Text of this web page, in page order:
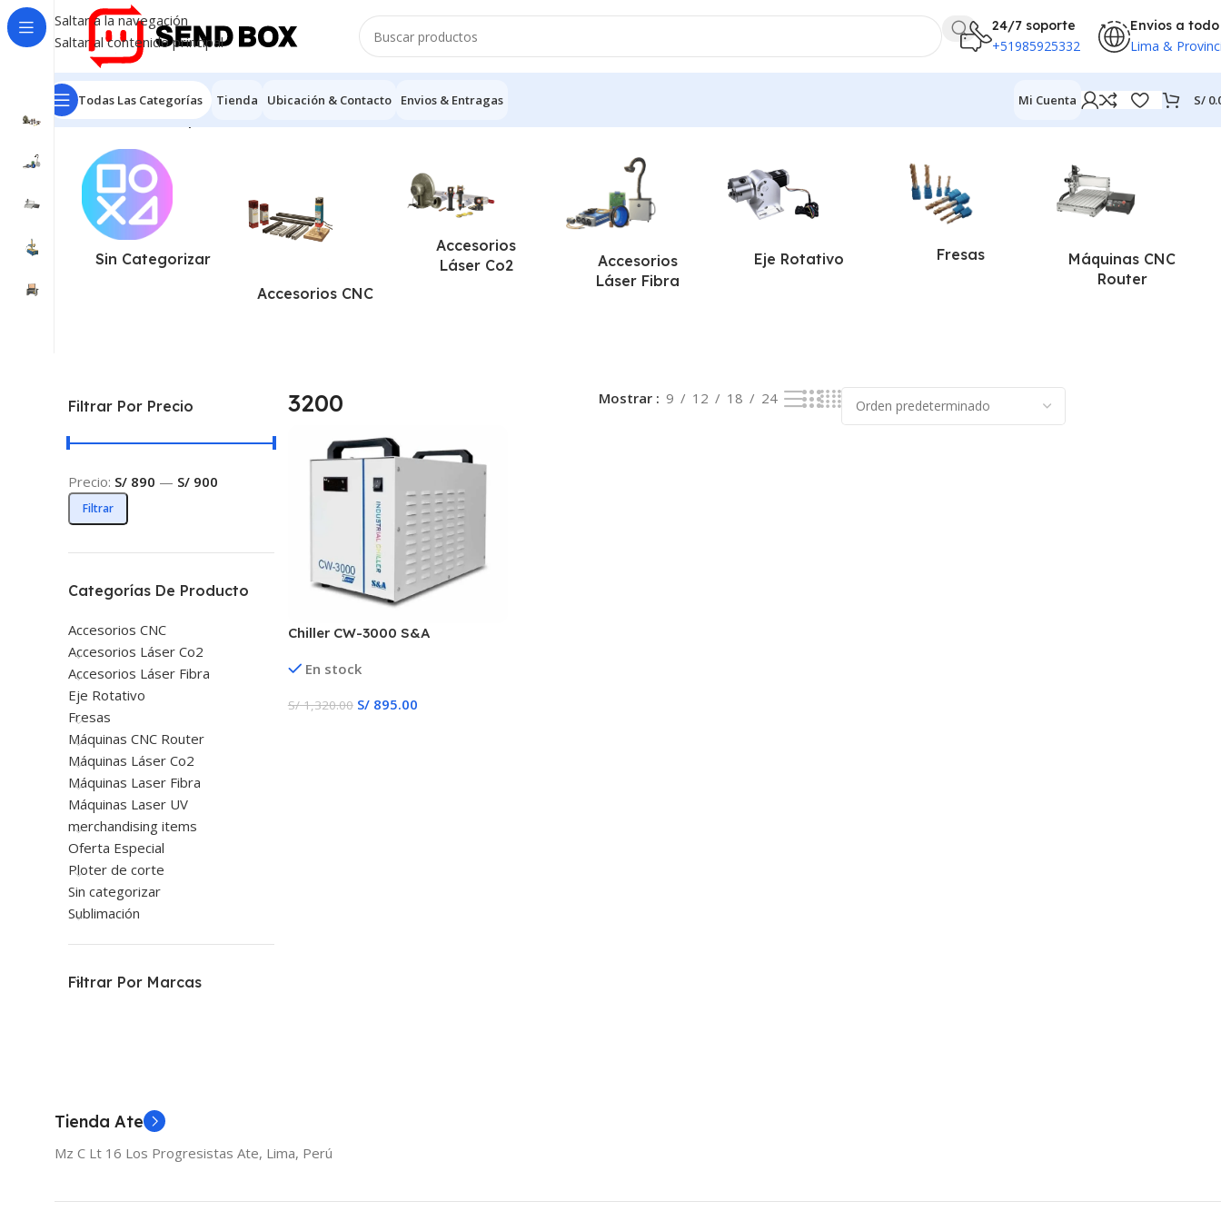
Saltar a la navegación
Saltar al contenido principal
24/7 soporte
+51985925332
Envios a todo
Lima &
Todas Las Categorías Tienda Ubicación & Contacto Envios & Entragas Mi Cuenta S/
Inicio/Productos etiquetados “3200”
Sin Categorizar
Accesorios CNC
Accesorios
Láser Co2
Accesorios
Láser Fibra
Eje Rotativo Fresas
Máquinas CNC
Router
Filtrar Por Precio
Filtrar
Precio: S/ 890 — S/ 900
Categorías De Producto
Accesorios CNC
Accesorios Láser Co2
Accesorios Láser Fibra
Eje Rotativo
Fresas
Máquinas CNC Router
Máquinas Láser Co2
Máquinas Laser Fibra
Máquinas Laser UV
merchandising items
Oferta Especial
Ploter de corte
Sin categorizar
Sublimación
Filtrar Por Marcas
3200 Mostrar 9 12 18 24
Chiller CW-3000 S&A
En stock
S/1,320.00 S/895.00
Tienda Ate
Mz C Lt 16 Los Progresistas Ate, Lima, Perú